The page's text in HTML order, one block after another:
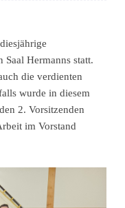
Saal Hermanns statt.
die verdienten
wurde in diesem
2. Vorsitzenden
im Vorstand